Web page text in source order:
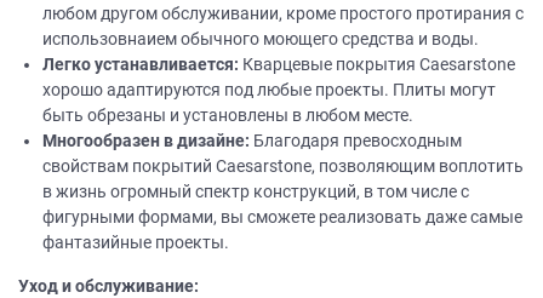
любом другом обслуживании, кроме простого протирания с
использовнаием обычного моющего средства и воды.
Легко устанавливается: Кварцевые покрытия Caesarstone
хорошо адаптируются под любые проекты. Плиты могут
быть обрезаны и установлены в любом месте.
Многообразен вдизайне: Благодаря превосходным
свойствам покрытий Caesarstone, позволяющим воплотить
в жизнь огромный спектр конструкций, в том числе с
фигурными формами, вы сможете реализовать даже самые
фантазийные проекты.
Уход и обслуживание: